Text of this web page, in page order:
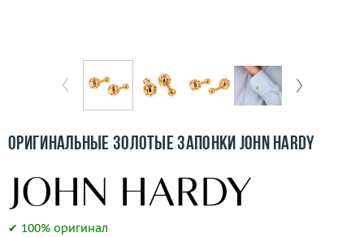
О компании
3D-тур по шоуруму
Оригинальные золотые запонки John Hardy
✔ 100% оригинал